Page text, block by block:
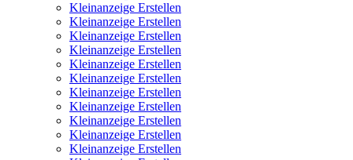
Kleinanzeige Erstellen
Kleinanzeige Erstellen
Kleinanzeige Erstellen
Kleinanzeige Erstellen
Kleinanzeige Erstellen
Kleinanzeige Erstellen
Kleinanzeige Erstellen
Kleinanzeige Erstellen
Kleinanzeige Erstellen
Kleinanzeige Erstellen
Kleinanzeige Erstellen